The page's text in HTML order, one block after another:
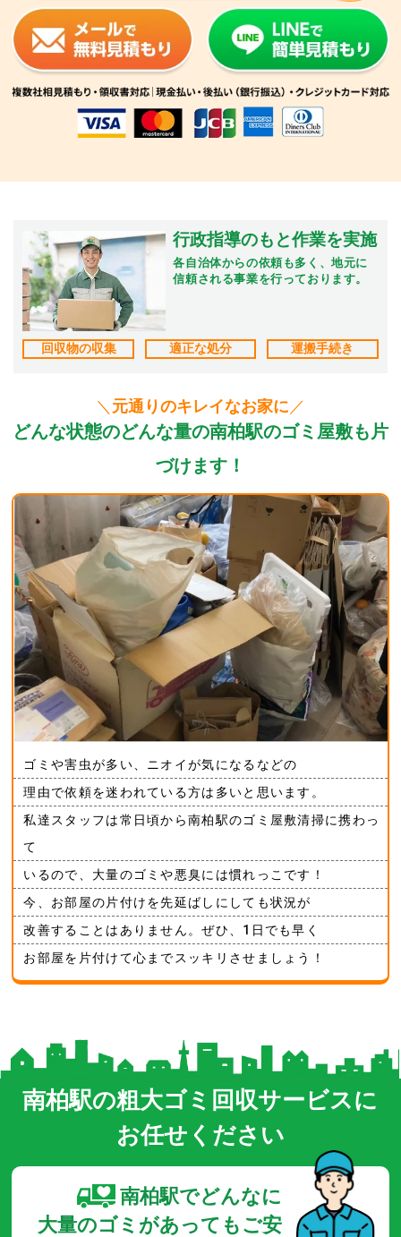
行政指導のもと作業を実施
各自治体からの依頼も多く、地元に
信頼される事業を行っております。
回収物の収集 適正な処分 運搬手続き
＼ 元通りのキレイなお家に ／
どんな状態のどんな量の南柏駅のゴミ屋敷も片
づけます！
ゴミや害虫が多い、ニオイが気になるなどの
理由で依頼を迷われている方は多いと思います。
私達スタッフは常日頃から南柏駅のゴミ屋敷清掃に携わっ
て
いるので、大量のゴミや悪臭には慣れっこです！
今、お部屋の片付けを先延ばしにしても状況が
改善することはありません。ぜひ、1日でも早く
お部屋を片付けて心までスッキリさせましょう！
南柏駅の粗大ゴミ回収サービスに
お任せください
南柏駅でどんなに
大量のゴミがあってもご安